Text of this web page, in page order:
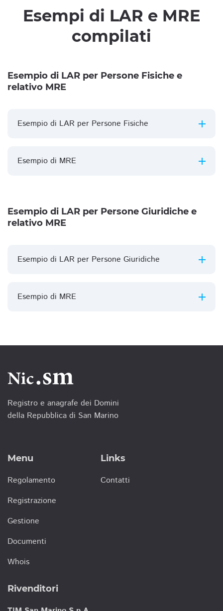
Esempi di LAR e MRE
compilati
Esempio di LAR per Persone Fisiche e
relativo MRE
Esempio di LAR per Persone Fisiche
Esempio di MRE
Esempio di LAR per Persone Giuridiche e
relativo MRE
Esempio di LAR per Persone Giuridiche
Esempio di MRE
Registro e anagrafe dei Domini
della Repubblica di San Marino
Menu
Regolamento
Registrazione
Gestione
Documenti
Whois
Links
Contatti
Rivenditori